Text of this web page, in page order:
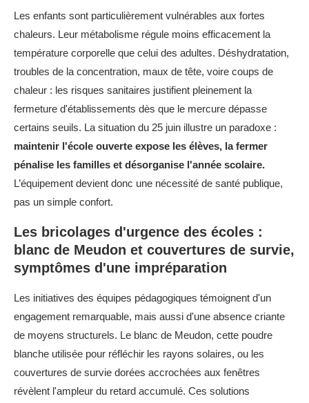
Les enfants sont particulièrement vulnérables aux fortes
chaleurs. Leur métabolisme régule moins efficacement la
température corporelle que celui des adultes. Déshydratation,
troubles de la concentration, maux de tête, voire coups de
chaleur : les risques sanitaires justifient pleinement la
fermeture d'établissements dès que le mercure dépasse
certains seuils. La situation du 25 juin illustre un paradoxe :
maintenir l'école ouverte expose les élèves, la fermer
pénalise les familles et désorganise l'année scolaire.
L’équipement devient donc une nécessité de santé publique,
pas un simple confort.
Les bricolages d'urgence des écoles :
blanc de Meudon et couvertures de survie,
symptômes d'une impréparation
Les initiatives des équipes pédagogiques témoignent d'un
engagement remarquable, mais aussi d'une absence criante
de moyens structurels. Le blanc de Meudon, cette poudre
blanche utilisée pour réfléchir les rayons solaires, ou les
couvertures de survie dorées accrochées aux fenêtres
révèlent l'ampleur du retard accumulé. Ces solutions